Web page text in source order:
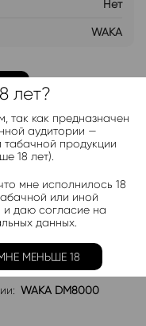
Нет
WAKA
день!
WAKA DM8000
лет?
так как предназначен
аудитории —
табачной продукции
18 лет).
мне исполнилось 18
или иной
и даю согласие на
данных.
МЕНЬШЕ 18